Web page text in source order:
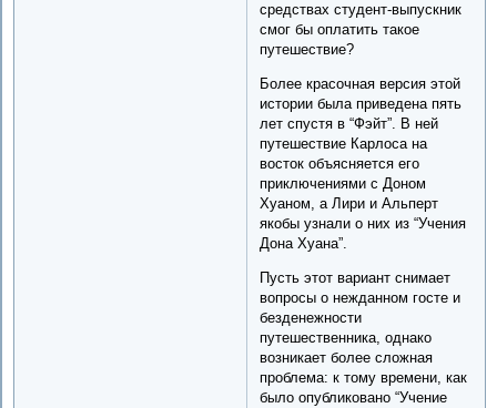
средствах студент-выпускник
смог бы оплатить такое
путешествие?
Более красочная версия этой
истории была приведена пять
лет спустя в “Фэйт”. В ней
путешествие Карлоса на
восток объясняется его
приключениями с Доном
Хуаном, а Лири и Альперт
якобы узнали о них из “Учения
Дона Хуана”.
Пусть этот вариант снимает
вопросы о нежданном госте и
безденежности
путешественника, однако
возникает более сложная
проблема: к тому времени, как
было опубликовано “Учение